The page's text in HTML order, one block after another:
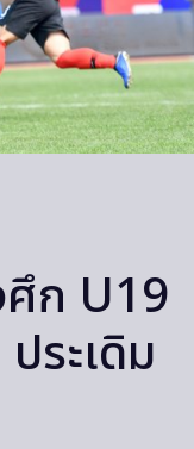
ศึก U19
ระเดิม